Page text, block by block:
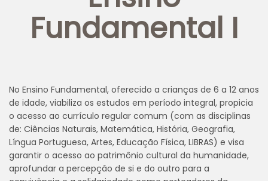
Fundamental I
No Ensino Fundamental, oferecido a crianças de 6 a 12 anos
de idade, viabiliza os estudos em período integral, propicia
o acesso ao currículo regular comum (com as disciplinas
de: Ciências Naturais, Matemática, História, Geografia,
Língua Portuguesa, Artes, Educação Física, LIBRAS) e visa
garantir o acesso ao patrimônio cultural da humanidade,
aprofundar a percepção de si e do outro para a